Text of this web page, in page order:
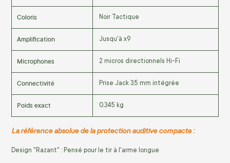
Coloris Noir Tactique
Amplification Jusqu'à x9
Microphones 2 micros directionnels Hi-Fi
Connectivité Prise Jack 3,5 mm intégrée
Poids exact 0,345 kg
La référence absolue de la protection auditive compacte :
Design "Razant" : Pensé pour le tir à l'arme longue